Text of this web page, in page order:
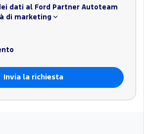
dati al Ford Partner Autoteam
di marketing